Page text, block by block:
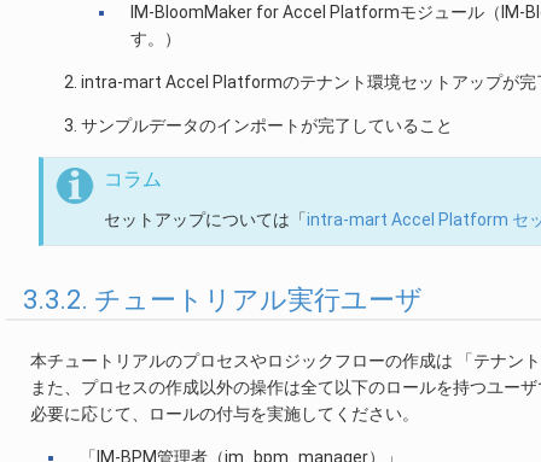
IM-BloomMaker for Accel Platformモジュール（IM-
す。）
intra-mart Accel Platformのテナント環境セットアップが完
サンプルデータのインポートが完了していること
コラム
セットアップについては「intra-mart Accel Platform セ
3.3.2. チュートリアル実行ユーザ
本チュートリアルのプロセスやロジックフローの作成は 「テナン
また、プロセスの作成以外の操作は全て以下のロールを持つユー
必要に応じて、ロールの付与を実施してください。
「IM-BPM管理者（im_bpm_manager）」